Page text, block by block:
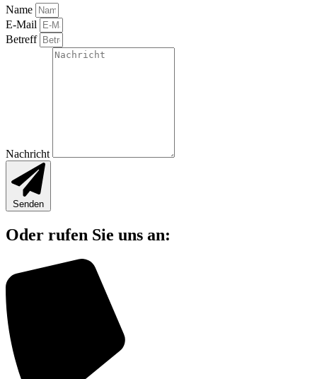
Name
E-Mail
Betreff
Nachricht
Senden
Oder rufen Sie uns an: